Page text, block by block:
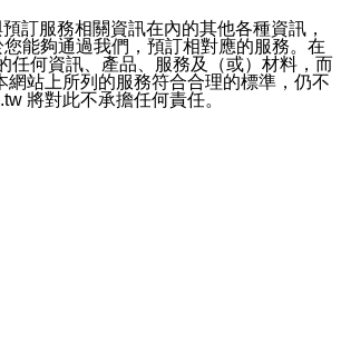
訂服務相關資訊在內的其他各種資訊，
能夠通過我們，預訂相對應的服務。在
任何資訊、產品、服務及（或）材料，而
站上所列的服務符合合理的標準，仍不
將對此不承擔任何責任。